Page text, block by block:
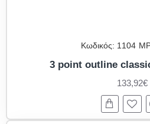
Κωδικός: 1104
3 point outline
133,92€